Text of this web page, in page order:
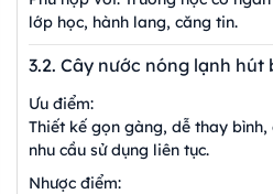
lớp học, hành lang, căng tin.
3.2. Cây nước nóng lạnh
Ưu điểm:
Thiết kế gọn gàng, dễ thay
nhu cầu sử dụng liên tục.
Nhược điểm: